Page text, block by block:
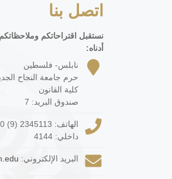
اتصل بنا
نستقبل اقتراحاتكم
أدناه:
نابلس- فلسطين
حرم جامعة النجاح
كلية القانون
صندوق البريد: 7
الهاتف: (9) 2345113
داخلي: 4144
البريد الإلكتروني: